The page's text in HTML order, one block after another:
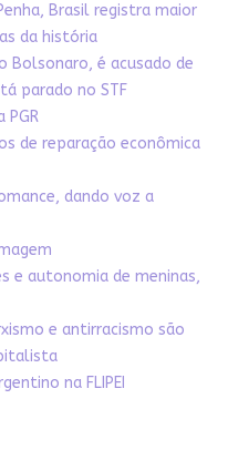
Brasil registra maior
da história
Bolsonaro, é acusado de
parado no STF
de reparação econômica
dando voz a
e autonomia de meninas,
e antirracismo são
na FLIPEI